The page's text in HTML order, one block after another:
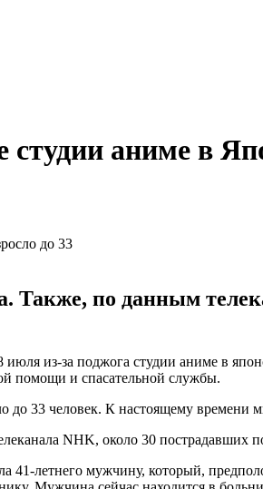
аниме в
Также, по данным
из-за поджога студии аниме в
помощи и спасательной службы.
33 человек. К настоящему времени
NHK, около 30 пострадавших
41-летнего мужчину, который,